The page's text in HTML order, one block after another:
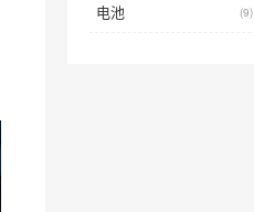
电池 (9)